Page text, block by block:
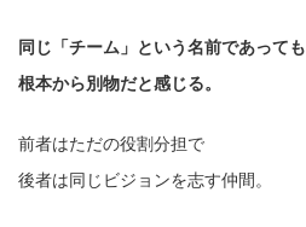
同じ「チーム」という名前であっても
根本から別物だと感じる。
前者はただの役割分担で
後者は同じビジョンを志す仲間。